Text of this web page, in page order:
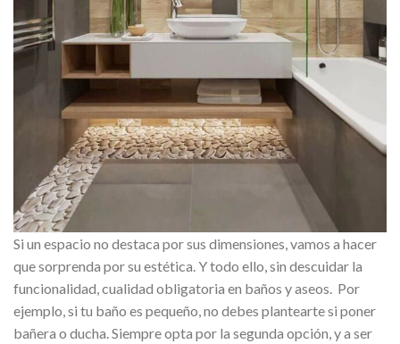
Si un espacio no destaca por sus dimensiones, vamos a hacer
que sorprenda por su estética. Y todo ello, sin descuidar la
funcionalidad, cualidad obligatoria en baños y aseos. Por
ejemplo, si tu baño es pequeño, no debes plantearte si poner
bañera o ducha. Siempre opta por la segunda opción, y a ser